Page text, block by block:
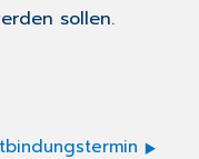
sollen.